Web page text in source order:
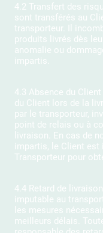
4.2 Transfert des
sont transférés au
transporteur. Il
produits livrés dès
anomalie ou
impartis.
4.3 Absence du
du Client lors de la
par le transporteur,
point de relais ou à
livraison. En cas de
impartis, le Client
Transporteur pour
4.4 Retard de
imputable au
les mesures
meilleurs délais.